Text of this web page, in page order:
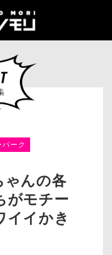
パーク
ゃんの各
がモチー
イイかき